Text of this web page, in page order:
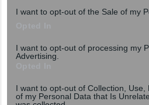
I want to opt-out of the Sale of my
I want to opt-out of processing my
Advertising.
I want to opt-out of Collection,
of my Personal Data that Is
ΣΥΝΤΑΞΕΙΣ